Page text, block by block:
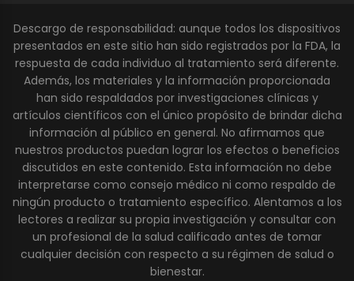
Descargo de responsabilidad: aunque todos los dispositivos
presentados en este sitio han sido registrados por la FDA, la
respuesta de cada individuo al tratamiento será diferente.
Además, los materiales y la información proporcionada
han sido respaldados por investigaciones clínicas y
artículos científicos con el único propósito de brindar dicha
información al público en general. No afirmamos que
nuestros productos puedan lograr los efectos o beneficios
discutidos en este contenido. Esta información no debe
interpretarse como consejo médico ni como respaldo de
ningún producto o tratamiento específico. Alentamos a los
lectores a realizar su propia investigación y consultar con
un profesional de la salud calificado antes de tomar
cualquier decisión con respecto a su régimen de salud o
bienestar.